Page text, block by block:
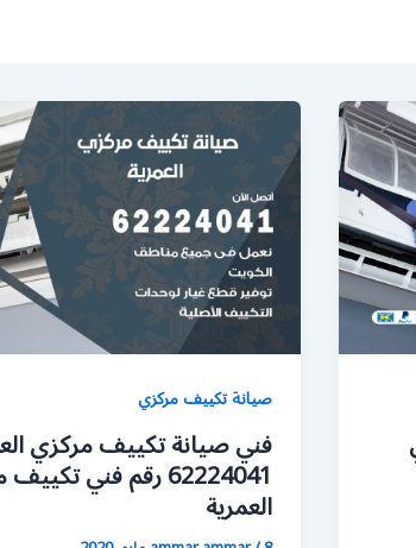
صيانة تكييف مركزي
فني صيانة تكييف مركزي
62224041 رقم فني
العمرية